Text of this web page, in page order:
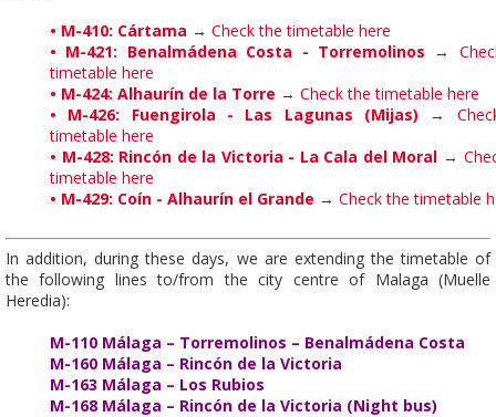
• M-410: Cártama → Check the timetable here
• M-421: Benalmádena Costa - Torremolinos →
timetable here
• M-424: Alhaurín de la Torre → Check the timetable here
•
M-426: Fuengirola - Las Lagunas (Mijas) →
timetable here
• M-428: Rincón de la Victoria - La Cala del Moral →
timetable here
• M-429: Coín - Alhaurín el Grande → Check the timetable
In addition, during these days, we are extending the timetable of
the following lines to/from the city centre of Malaga (Muelle
Heredia):
M-110 Málaga – Torremolinos – Benalmádena Costa
M-160 Málaga – Rincón de la Victoria
M-163 Málaga – Los Rubios
M-168 Málaga – Rincón de la Victoria (Night bus)